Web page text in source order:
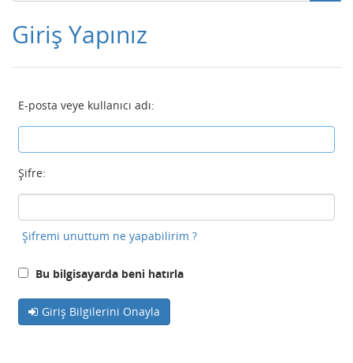
Giriş Yapınız
E-posta veye kullanıcı adı:
Şifre:
Şifremi unuttum ne yapabilirim ?
Bu bilgisayarda beni hatırla
Giriş Bilgilerini Onayla